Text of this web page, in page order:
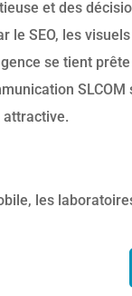
et des
le SEO, les
se tient
SLCOM
attractive.
les